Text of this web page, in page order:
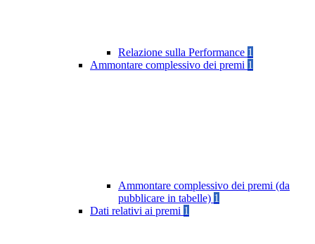
Relazione sulla Performance 1
Ammontare complessivo dei premi 1
Ammontare complessivo dei premi (da
pubblicare in tabelle) 1
Dati relativi ai premi 1